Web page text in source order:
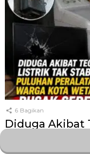
6 Bagikan
Diduga Akibat
Stabil,
Warga Kota